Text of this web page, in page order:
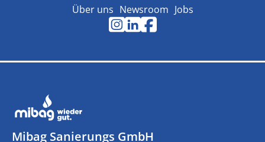
Über uns Newsroom Jobs
Mibag Sanierungs GmbH